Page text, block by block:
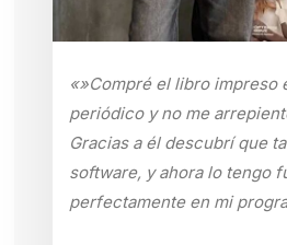
«»Compré el libro impreso
periódico y no me
Gracias a él descubrí que
software, y ahora lo tengo
perfectamente en mi